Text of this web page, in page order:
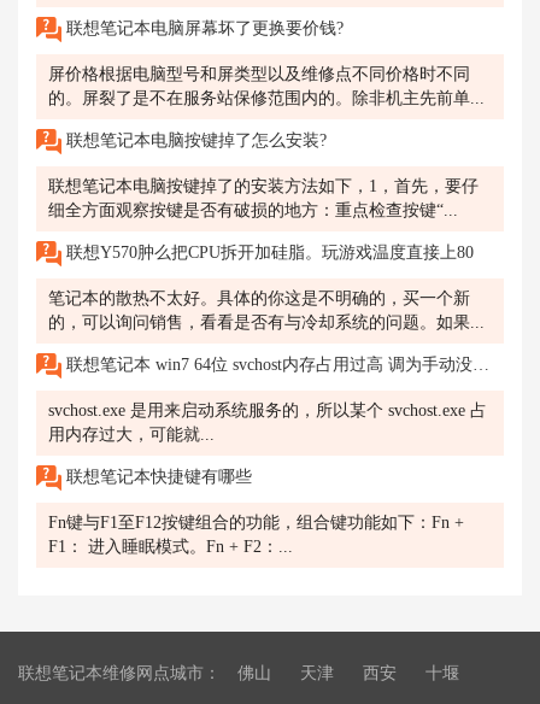
联想笔记本电脑屏幕坏了更换要价钱?
屏价格根据电脑型号和屏类型以及维修点不同价格时不同
的。屏裂了是不在服务站保修范围内的。除非机主先前单...
联想笔记本电脑按键掉了怎么安装?
联想笔记本电脑按键掉了的安装方法如下，1，首先，要仔
细全方面观察按键是否有破损的地方：重点检查按键“...
联想Y570肿么把CPU拆开加硅脂。玩游戏温度直接上80
笔记本的散热不太好。具体的你这是不明确的，买一个新
的，可以询问销售，看看是否有与冷却系统的问题。如果...
联想笔记本 win7 64位 svchost内存占用过高 调为手动没有用
svchost.exe 是用来启动系统服务的，所以某个 svchost.exe 占
用内存过大，可能就...
联想笔记本快捷键有哪些
Fn键与F1至F12按键组合的功能，组合键功能如下：Fn +
F1： 进入睡眠模式。Fn + F2：...
联想笔记本维修网点城市： 佛山 天津 西安 十堰